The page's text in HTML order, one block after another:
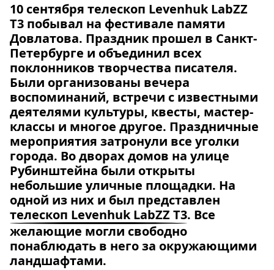
10 сентября телескоп Levenhuk LabZZ
T3 побывал на фестивале памяти
Довлатова. Праздник прошел в Санкт-
Петербурге и объединил всех
поклонников творчества писателя.
Были организованы вечера
воспоминаний, встречи с известными
деятелями культуры, квесты, мастер-
классы и многое другое. Праздничные
мероприятия затронули все уголки
города. Во дворах домов на улице
Рубинштейна были открыты
небольшие уличные площадки. На
одной из них и был представлен
телескоп Levenhuk LabZZ T3. Все
желающие могли свободно
понаблюдать в него за окружающими
ландшафтами.